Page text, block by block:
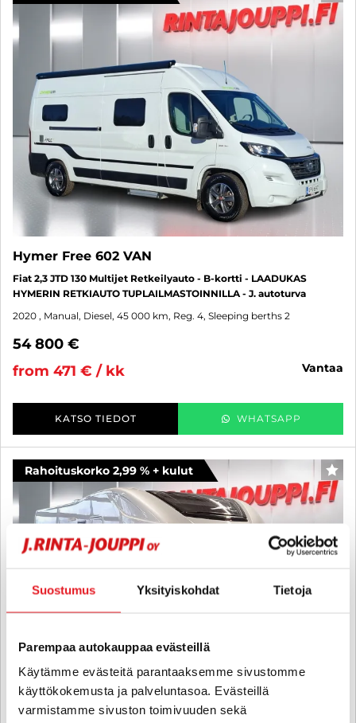
Suostumus Yksityiskohdat Tietoja
Parempaa autokauppaa evästeillä
Käytämme evästeitä parantaaksemme sivustomme
käyttökokemusta ja palveluntasoa. Evästeillä
varmistamme sivuston toimivuuden sekä
Hymer Free 602 VAN
Fiat 2,3 JTD 130 Multijet Retkeilyauto - B-kortti - LAADUKAS
HYMERIN RETKIAUTO TUPLAILMASTOINNILLA - J. autoturva
2020 , Manual, Diesel, 45 000 km, Reg. 4, Sleeping berths 2
54 800 €
from 471 € / kk
vantaa
KATSO TIEDOT WHATSAPP
Rahoituskorko 2,99 % + kulut